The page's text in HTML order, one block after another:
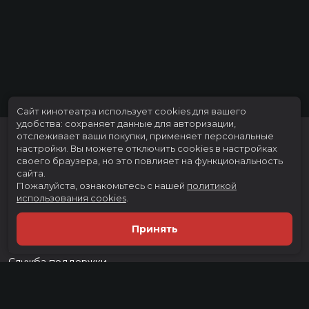
Расписание
Скоро в кино
Новости и акции
Служба поддержки
Сайт кинотеатра использует cookies для вашего
удобства: сохраняет данные для авторизации,
отслеживает ваши покупки, применяет персональные
настройки. Вы можете отключить cookies в настройках
своего браузера, но это повлияет на функциональность
сайта.
Пожалуйста, ознакомьтесь с нашей политикой
использования cookies
Принять